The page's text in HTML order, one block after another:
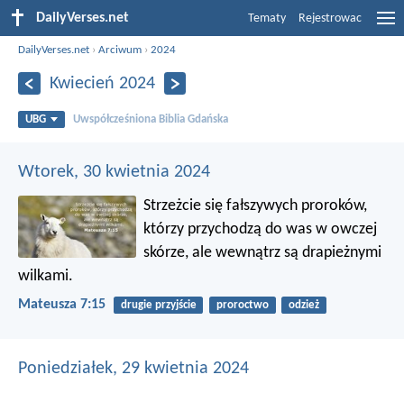
DailyVerses.net Tematy Rejestrowac
DailyVerses.net ›Arciwum ›2024
Kwiecień 2024
UBG Uwspółcześniona Biblia Gdańska
Wtorek, 30 kwietnia 2024
Strzeżcie się fałszywych proroków,
którzy przychodzą do was w owczej
skórze, ale wewnątrz są drapieżnymi
wilkami.
Mateusza 7:15 drugie przyjście proroctwo odzież
Poniedziałek, 29 kwietnia 2024